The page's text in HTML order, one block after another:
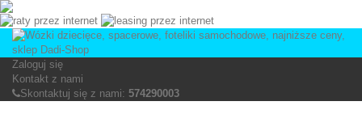
Zaloguj się
Kontakt z nami
Skontaktuj się z nami: 574290003